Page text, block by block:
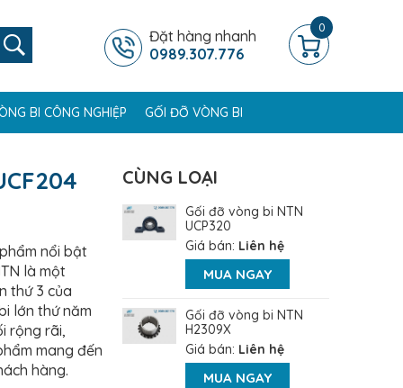
Đặt hàng nhanh
0989.307.776
0
BI CÔNG NGHIỆP GỐI ĐỠ VÒNG BI
nổi bật
là một
thứ 3 của
lớn thứ năm
rộng rãi,
mang đến
hàng.
CÙNG LOẠI
Gối đỡ vòng bi NTN
UCP320
Giá bán: Liên hệ
MUA NGAY
Gối đỡ vòng bi NTN
H2309X
Giá bán: Liên hệ
MUA NGAY